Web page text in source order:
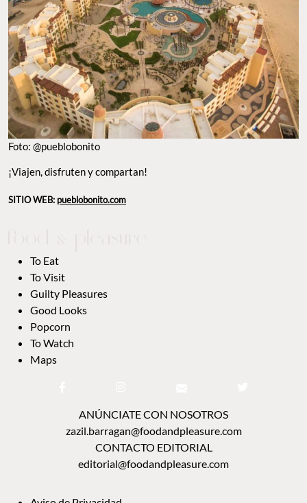
Foto: @pueblobonito
¡Viajen, disfruten y compartan!
SITIO WEB: pueblobonito.com
To Eat
To Visit
Guilty Pleasures
Good Looks
Popcorn
To Watch
Maps
ANÚNCIATE CON NOSOTROS
zazil.barragan@foodandpleasure.com
CONTACTO EDITORIAL
editorial@foodandpleasure.com